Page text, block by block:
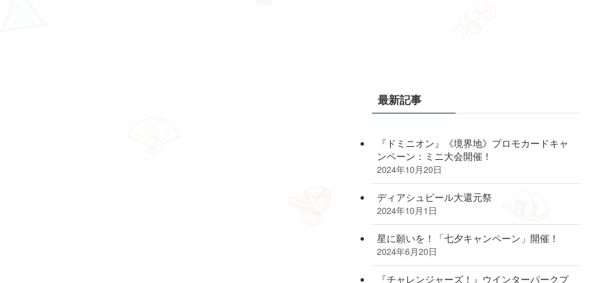
最新記事
『ドミニオン』《境界地》プロモカードキャ
ンペーン：ミニ大会開催！
2024年10月20日
ディアシュピール大還元祭
2024年10月1日
星に願いを！「七夕キャンペーン」開催！
2024年6月20日
『チャレンジャーズ！』ウインターパークプ